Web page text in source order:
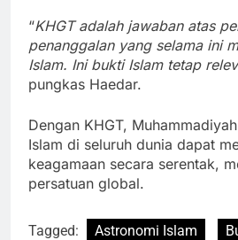
“KHGT adalah jawaban atas
penanggalan yang selama ini
Islam. Ini bukti Islam tetap
pungkas Haedar.
Dengan KHGT,
Islam di seluruh dunia dapat
keagamaan secara serentak,
persatuan global.
Tagged: Astronomi Islam